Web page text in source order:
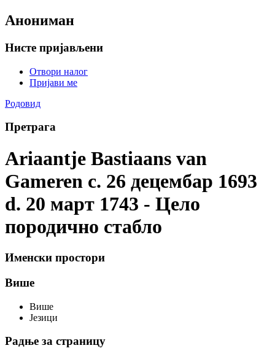
Анониман
Нисте пријављени
Отвори налог
Пријави ме
Родовид
Претрага
Ariaantje Bastiaans van
Gameren c. 26 децембар 1693
d. 20 март 1743 - Цело
породично стабло
Именски простори
Више
Више
Језици
Радње за страницу